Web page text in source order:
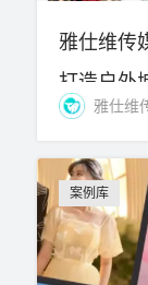
雅仕维传
打造户外
雅仕维
案例库